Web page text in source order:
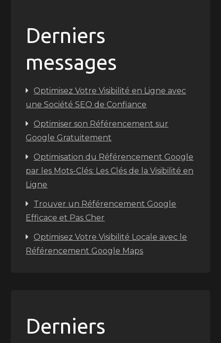
Derniers
messages
Optimisez Votre Visibilité en Ligne avec
une Société SEO de Confiance
Optimiser son Référencement sur
Google Gratuitement
Optimisation du Référencement Google
par les Mots-Clés: Les Clés de la Visibilité en
Ligne
Trouver un Référencement Google
Efficace et Pas Cher
Optimisez Votre Visibilité Locale avec le
Référencement Google Maps
Derniers